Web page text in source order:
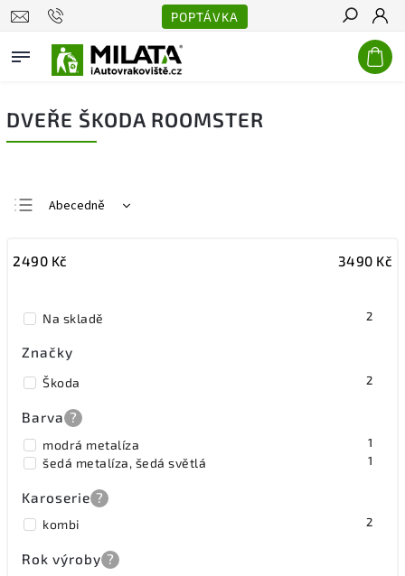
POPTÁVKA
Hledat
DVEŘE ŠKODA ROOMSTER
Abecedně
Nejdražší
2490 Kč 3490 Kč
Na skladě 2
Značky
Škoda 2
Barva ?
modrá metalíza 1
šedá metalíza, šedá světlá 1
Karoserie ?
kombi 2
Rok výroby ?